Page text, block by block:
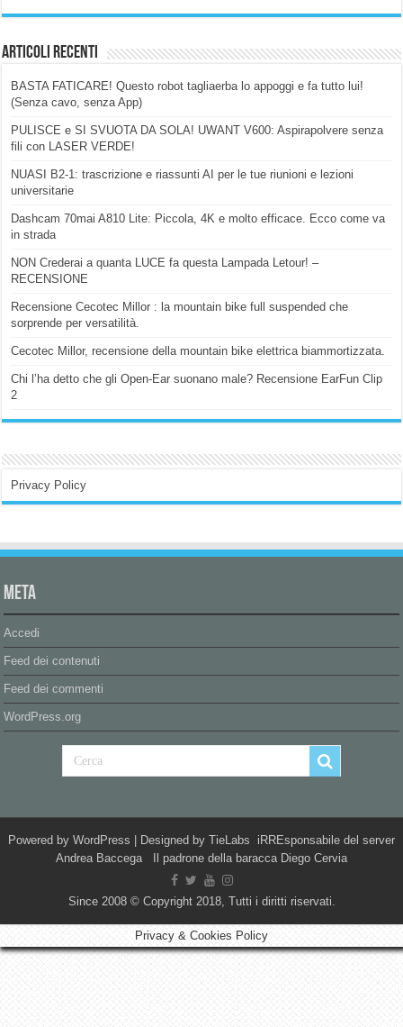
Articoli Recenti
BASTA FATICARE! Questo robot tagliaerba lo appoggi e fa tutto lui!
(Senza cavo, senza App)
PULISCE e SI SVUOTA DA SOLA! UWANT V600: Aspirapolvere senza
fili con LASER VERDE!
NUASI B2-1: trascrizione e riassunti AI per le tue riunioni e lezioni
universitarie
Dashcam 70mai A810 Lite: Piccola, 4K e molto efficace. Ecco come va
in strada
NON Crederai a quanta LUCE fa questa Lampada Letour! –
RECENSIONE
Recensione Cecotec Millor : la mountain bike full suspended che
sorprende per versatilità.
Cecotec Millor, recensione della mountain bike elettrica biammortizzata.
Chi l’ha detto che gli Open-Ear suonano male? Recensione EarFun Clip
2
Privacy Policy
Meta
Accedi
Feed dei contenuti
Feed dei commenti
WordPress.org
Powered by WordPress | Designed by TieLabs iRREsponsabile del server
Andrea Baccega Il padrone della baracca Diego Cervia
Since 2008 © Copyright 2018, Tutti i diritti riservati.
Privacy & Cookies Policy